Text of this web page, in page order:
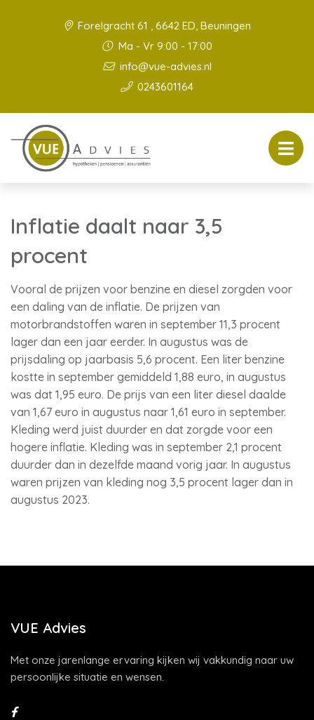
Forelgracht 61 , 6642 ED, Beuningen
Ma - Vr 9:00 - 17:00
info@vue-advies.nl
0243601164
Inflatie daalt naar 3,5
procent
Vooral de prijzen voor benzine en diesel zorgden voor
een daling van de inflatie. De prijzen van
motorbrandstoffen waren in september 11,3 procent
lager dan een jaar eerder. In augustus was de
prijsdaling op jaarbasis 5,6 procent. Een liter benzine
kostte in september gemiddeld 1,88 euro, in augustus
was dat 1,95 euro. De prijs van een liter diesel daalde
van 1,67 euro in augustus naar 1,61 euro in september.
Kleding werd juist duurder en dat zorgde voor een
hogere inflatie. Kleding was in september 2,1 procent
duurder dan in dezelfde maand vorig jaar. In augustus
waren prijzen van kleding nog 3,5 procent lager dan in
augustus 2023.
VUE Advies
Met onze jarenlange ervaring kijken wij vakkundig naar uw
persoonlijke situatie en wensen.